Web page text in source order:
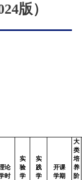
版）
论
时
实
验
学
实
践
学
开课
学期
大
类
培
养
阶